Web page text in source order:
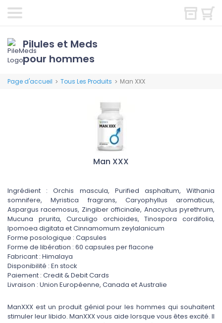
Pilules et Meds
pour hommes
Page d'accueil > Tous Les Produits > Man XXX
Man XXX
Ingrédient : Orchis mascula, Purified asphaltum, Withania
somnifere, Myristica fragrans, Caryophyllus aromaticus,
Aspargus racemosus, Zingiber officinale, Anacyclus pyrethrum,
Mucuna prurita, Curculigo orchioides, Tinospora cordifolia,
Ipomoea digitata et Cinnamomum zeylalanicum
Forme posologique : Capsules
Forme de libération : 60 capsules per flacone
Fabricant : Himalaya
Disponibilité : En stock
Paiement : Credit & Debit Cards
Livraison : Union Européenne, Canada et Australie
ManXXX est un produit génial pour les hommes qui souhaitent
stimuler leur libido. ManXXX vous aide lorsque vous êtes excité. Il